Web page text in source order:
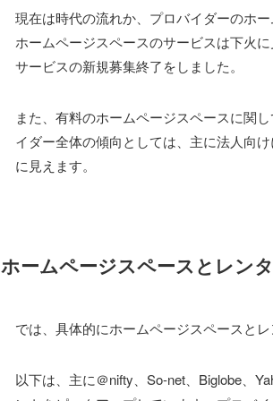
現在は時代の流れか、プロバイダーのホ
ホームページスペースのサービスは下火
サービスの新規募集終了をしました。
また、有料のホームページスペースに関
イダー全体の傾向としては、主に法人向
に見えます。
ホームページスペースとレン
では、具体的にホームページスペースと
以下は、主に＠nifty、So-net、Biglobe、